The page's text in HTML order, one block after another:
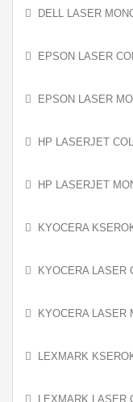
DELL LASER
EPSON LASER
EPSON LASER
HP LASERJET
HP LASERJET
KYOCERA
KYOCERA LASER
KYOCERA LASER
LEXMARK
LEXMARK LASER